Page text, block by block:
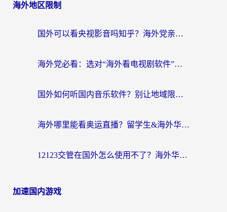
海外地区限制
国外可以看央视影音吗知乎？海外党亲测有效的回国加速方案
海外党必看：选对“海外看电视剧软件”，再也不用愁国内剧刷不了
国外如何听国内音乐软件？别让地域限制，断了你的中文歌单
海外哪里能看奥运直播？留学生&海外华人必看的体育赛事观赛终极指南
12123交管在国外怎么使用不了？海外华人必看的无缝访问国内资源指南
加速国内游戏